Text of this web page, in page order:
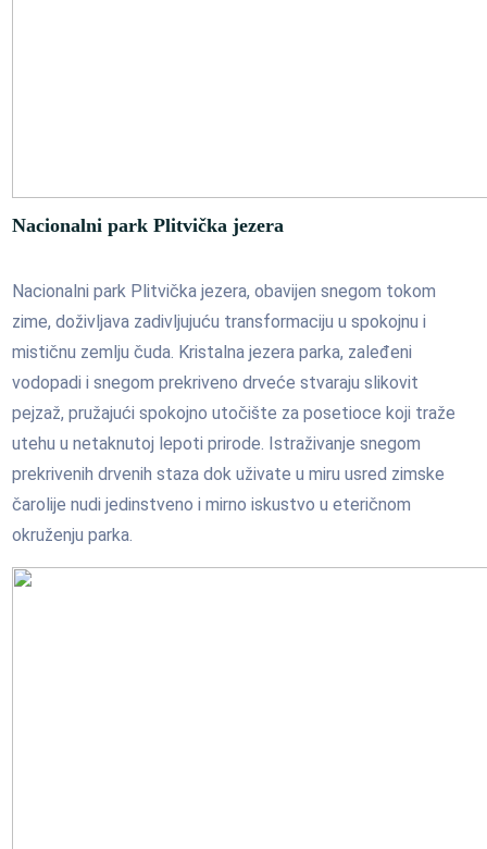
Nacionalni park Plitvička jezera
Nacionalni park Plitvička jezera, obavijen snegom tokom
zime, doživljava zadivljujuću transformaciju u spokojnu i
mističnu zemlju čuda. Kristalna jezera parka, zaleđeni
vodopadi i snegom prekriveno drveće stvaraju slikovit
pejzaž, pružajući spokojno utočište za posetioce koji traže
utehu u netaknutoj lepoti prirode. Istraživanje snegom
prekrivenih drvenih staza dok uživate u miru usred zimske
čarolije nudi jedinstveno i mirno iskustvo u eteričnom
okruženju parka.